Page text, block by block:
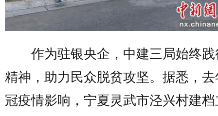
作为驻银央企，中建三局始终践
精神，助力民众脱贫攻坚。据悉，
冠疫情影响，宁夏灵武市泾兴村建